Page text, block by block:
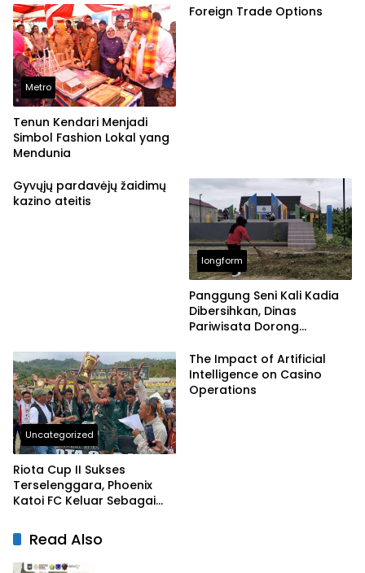
Lambat
dan Upacara di Taman
Metro
Tenun Kendari Menjadi
Simbol Fashion Lokal yang
Mendunia
Foreign Trade Options
Gyvųjų pardavėjų žaidimų
kazino ateitis
longform
Panggung Seni Kali Kadia
Dibersihkan, Dinas
Pariwisata Dorong
Kreatif
Uncategorized
Riota Cup II Sukses
Terselenggara, Phoenix
Katoi FC Keluar Sebagai
The Impact of Artificial
Intelligence on Casino
Operations
Read Also